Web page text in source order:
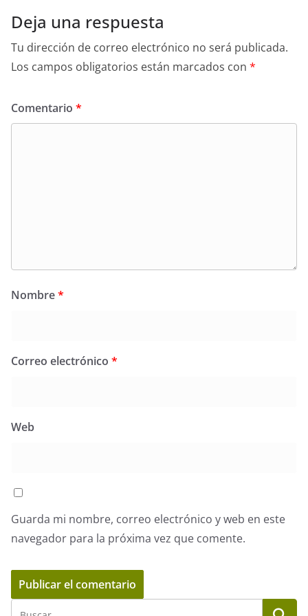
Deja una respuesta
Tu dirección de correo electrónico no será publicada.
Los campos obligatorios están marcados con *
Comentario *
Nombre*
Correo electrónico *
Web
Guarda mi nombre, correo electrónico y web en este
navegador para la próxima vez que comente.